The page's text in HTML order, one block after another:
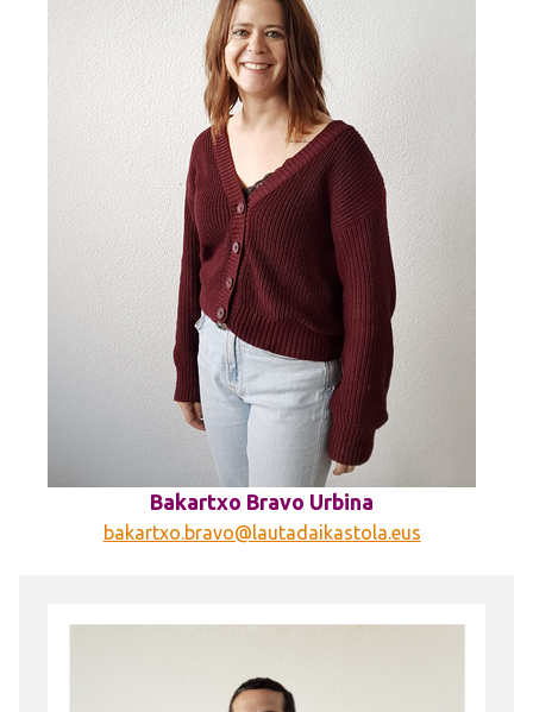
Bakartxo Bravo Urbina
bakartxo.bravo@lautadaikastola.eus